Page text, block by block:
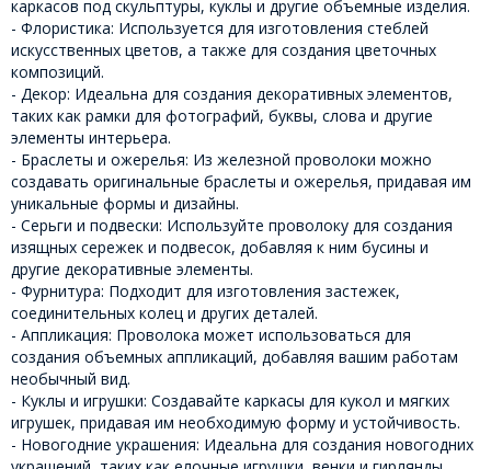
каркасов под скульптуры, куклы и другие объемные изделия.
- Флористика: Используется для изготовления стеблей
искусственных цветов, а также для создания цветочных
композиций.
- Декор: Идеальна для создания декоративных элементов,
таких как рамки для фотографий, буквы, слова и другие
элементы интерьера.
- Браслеты и ожерелья: Из железной проволоки можно
создавать оригинальные браслеты и ожерелья, придавая им
уникальные формы и дизайны.
- Серьги и подвески: Используйте проволоку для создания
изящных сережек и подвесок, добавляя к ним бусины и
другие декоративные элементы.
- Фурнитура: Подходит для изготовления застежек,
соединительных колец и других деталей.
- Аппликация: Проволока может использоваться для
создания объемных аппликаций, добавляя вашим работам
необычный вид.
- Куклы и игрушки: Создавайте каркасы для кукол и мягких
игрушек, придавая им необходимую форму и устойчивость.
- Новогодние украшения: Идеальна для создания новогодних